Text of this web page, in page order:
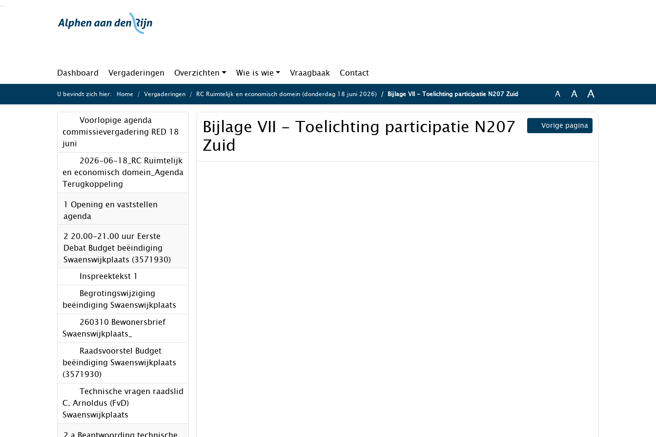
Ga naar de inhoud van deze pagina
Dashboard Vergaderingen Overzichten Wie is wie Vraagbaak Contact
U bevindt zich hier: Home Vergaderingen RC Ruimtelijk en economisch domein (donderdag 18 juni 2026) Bijlage VII - Toelichting participatie N207 Zuid A A A
Voorlopige agenda
commissievergadering RED 18
juni
2026-06-18_RC Ruimtelijk
en economisch domein_Agenda
Terugkoppeling
1 Opening en vaststellen
agenda
2 20.00-21.00 uur Eerste
Debat Budget beëindiging
Swaenswijkplaats (3571930)
Inspreektekst 1
Begrotingswijziging
beëindiging Swaenswijkplaats
260310 Bewonersbrief
Swaenswijkplaats_
Raadsvoorstel Budget
beëindiging Swaenswijkplaats
(3571930)
Technische vragen raadslid
C. Arnoldus (FvD)
Swaenswijkplaats
Vorige pagina
Bijlage VII - Toelichting participatie N207
Zuid